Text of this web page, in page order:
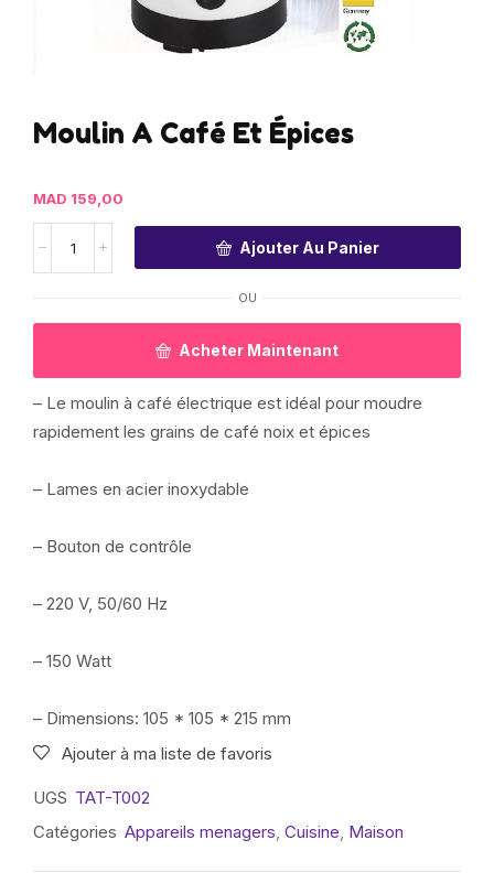
Moulin A Café Et Épices
MAD 159,00
Ajouter Au Panier
OU
Acheter Maintenant
– Le moulin à café électrique est idéal pour moudre
rapidement les grains de café noix et épices
– Lames en acier inoxydable
– Bouton de contrôle
– 220 V, 50/60 Hz
– 150 Watt
– Dimensions: 105 * 105 * 215 mm
Ajouter à ma liste de favoris
UGS TAT-T002
Catégories Appareils menagers, Cuisine, Maison